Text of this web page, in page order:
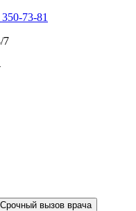
73-81
7
Срочный вызов врача